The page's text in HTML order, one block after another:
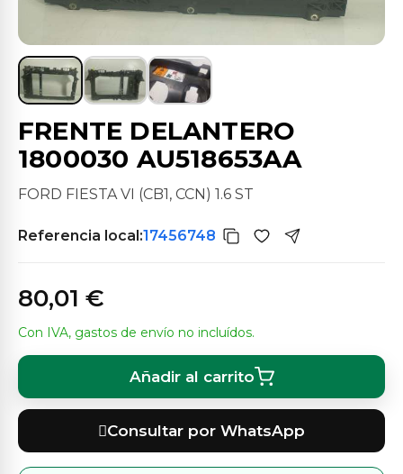
FRENTE DELANTERO
1800030 AU518653AA
FORD FIESTA VI (CB1, CCN) 1.6 ST
Referencia local:17456748
80,01 €
Con IVA, gastos de envío no incluídos.
Añadir al carrito
Consultar por WhatsApp